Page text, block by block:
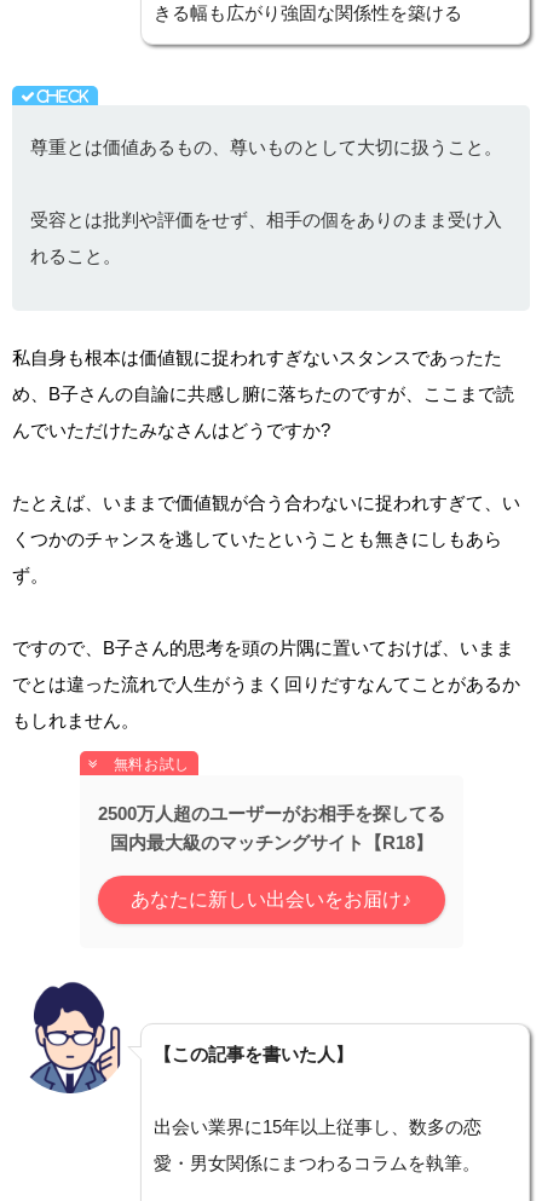
きる幅も広がり強固な関係性を築ける
尊重とは価値あるもの、尊いものとして大切に扱うこと。
受容とは批判や評価をせず、相手の個をありのまま受け入
れること。
私自身も根本は価値観に捉われすぎないスタンスであったた
め、B子さんの自論に共感し腑に落ちたのですが、ここまで読
んでいただけたみなさんはどうですか?
たとえば、いままで価値観が合う合わないに捉われすぎて、い
くつかのチャンスを逃していたということも無きにしもあら
ず。
ですので、B子さん的思考を頭の片隅に置いておけば、いまま
でとは違った流れで人生がうまく回りだすなんてことがあるか
もしれません。
2500万人超のユーザーがお相手を探してる
国内最大級のマッチングサイト【R18】
あなたに新しい出会いをお届け♪
【この記事を書いた人】
出会い業界に15年以上従事し、数多の恋
愛・男女関係にまつわるコラムを執筆。